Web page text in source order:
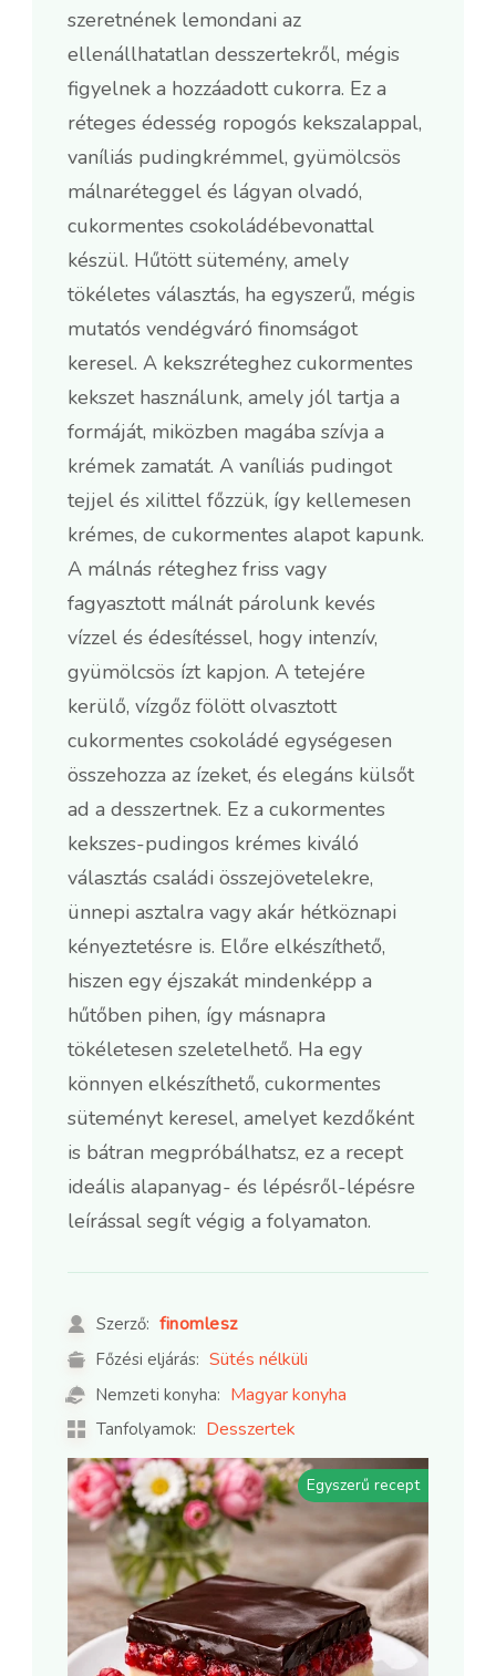
szeretnének lemondani az
ellenállhatatlan desszertekről, mégis
figyelnek a hozzáadott cukorra. Ez a
réteges édesség ropogós kekszalappal,
vaníliás pudingkrémmel, gyümölcsös
málnaréteggel és lágyan olvadó,
cukormentes csokoládébevonattal
készül. Hűtött sütemény, amely
tökéletes választás, ha egyszerű, mégis
mutatós vendégváró finomságot
keresel. A kekszréteghez cukormentes
kekszet használunk, amely jól tartja a
formáját, miközben magába szívja a
krémek zamatát. A vaníliás pudingot
tejjel és xilittel főzzük, így kellemesen
krémes, de cukormentes alapot kapunk.
A málnás réteghez friss vagy
fagyasztott málnát párolunk kevés
vízzel és édesítéssel, hogy intenzív,
gyümölcsös ízt kapjon. A tetejére
kerülő, vízgőz fölött olvasztott
cukormentes csokoládé egységesen
összehozza az ízeket, és elegáns külsőt
ad a desszertnek. Ez a cukormentes
kekszes-pudingos krémes kiváló
választás családi összejövetelekre,
ünnepi asztalra vagy akár hétköznapi
kényeztetésre is. Előre elkészíthető,
hiszen egy éjszakát mindenképp a
hűtőben pihen, így másnapra
tökéletesen szeletelhető. Ha egy
könnyen elkészíthető, cukormentes
süteményt keresel, amelyet kezdőként
is bátran megpróbálhatsz, ez a recept
ideális alapanyag- és lépésről-lépésre
leírással segít végig a folyamaton.
Szerző: finomlesz
Főzési eljárás: Sütés nélküli
Nemzeti konyha: Magyar konyha
Tanfolyamok: Desszertek
Egyszerű recept